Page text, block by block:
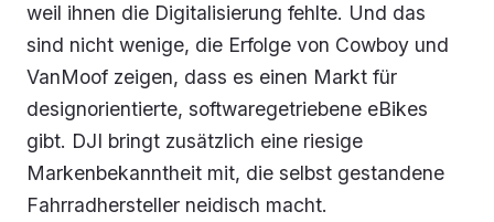
weil ihnen die Digitalisierung fehlte. Und das
sind nicht wenige, die Erfolge von Cowboy und
VanMoof zeigen, dass es einen Markt für
designorientierte, softwaregetriebene eBikes
gibt. DJI bringt zusätzlich eine riesige
Markenbekanntheit mit, die selbst gestandene
Fahrradhersteller neidisch macht.